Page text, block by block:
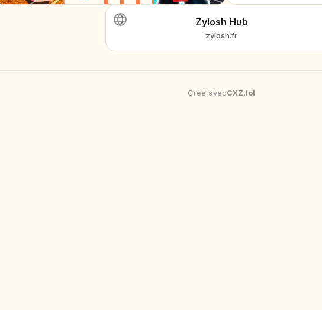
Zylosh Hub
zylosh.fr
Créé avecCXZ.lol